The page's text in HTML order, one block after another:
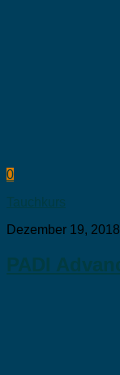
0
Tauchkurs
Dezember 19, 2018
PADI